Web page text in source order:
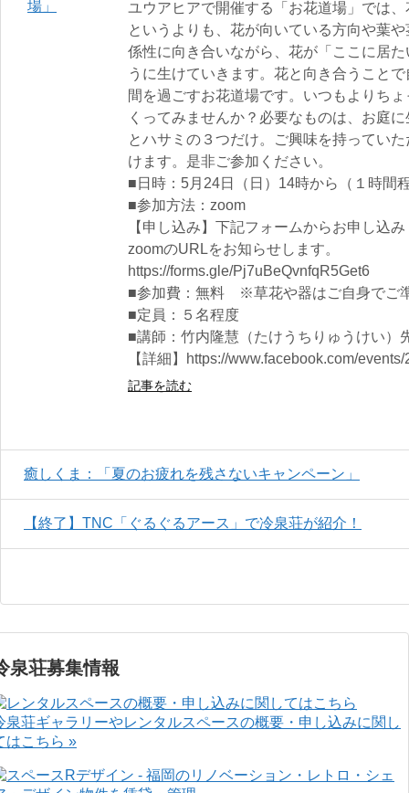
ユウアヒアで開催する「お花道場」では
というよりも、花が向いている方向や葉
係性に向き合いながら、花が「ここに居
うに生けていきます。花と向き合うこと
間を過ごすお花道場です。いつもよりち
くってみませんか？必要なものは、お庭
とハサミの３つだけ。ご興味を持ってい
けます。是非ご参加ください。
■日時：5月24日（日）14時から（１時間
■参加方法：zoom
【申し込み】下記フォームからお申し込
zoomのURLをお知らせします。
https://forms.gle/Pj7uBeQvnfqR5Get6
■参加費：無料 ※草花や器はご自身でご
■定員：５名程度
■講師：竹内隆慧（たけうちりゅうけい）
【詳細】https://www.facebook.com/
記事を読む
癒しくま：「夏のお疲れを残さないキャンペーン」
【終了】TNC「ぐるぐるアース」で冷泉荘が紹介！
泉荘募集情報
泉荘ギャラリーやレンタルスペースの概要・申し込みに関し
はこちら »